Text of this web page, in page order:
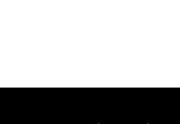
Add to cart